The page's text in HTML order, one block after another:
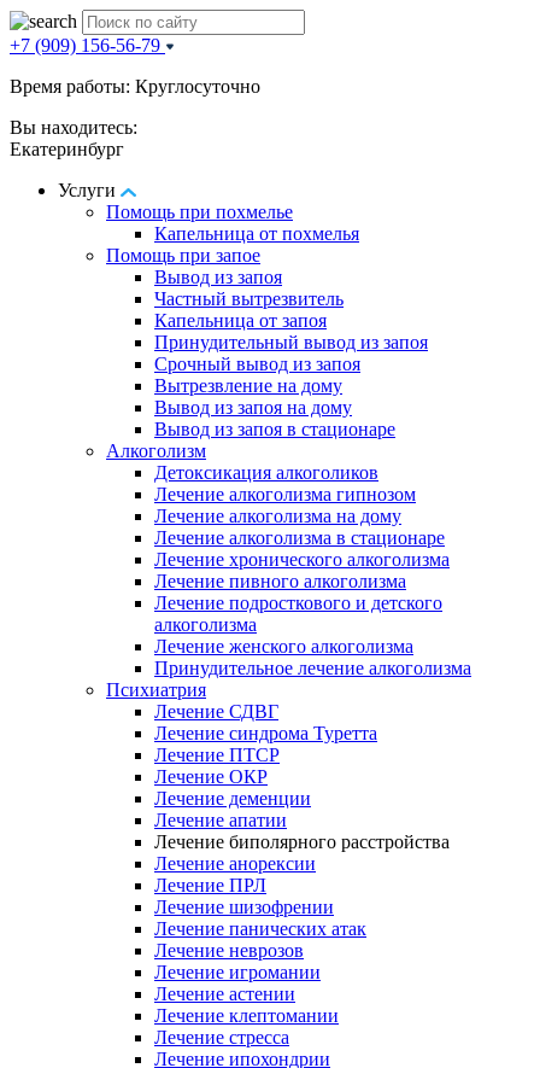
+7 (909) 156-56-79
Время работы: Круглосуточно
Вы находитесь:
Екатеринбург
Услуги
Помощь при похмелье
Капельница от похмелья
Помощь при запое
Вывод из запоя
Частный вытрезвитель
Капельница от запоя
Принудительный вывод из запоя
Срочный вывод из запоя
Вытрезвление на дому
Вывод из запоя на дому
Вывод из запоя в стационаре
Алкоголизм
Детоксикация алкоголиков
Лечение алкоголизма гипнозом
Лечение алкоголизма на дому
Лечение алкоголизма в стационаре
Лечение хронического алкоголизма
Лечение пивного алкоголизма
Лечение подросткового и детского
алкоголизма
Лечение женского алкоголизма
Принудительное лечение алкоголизма
Психиатрия
Лечение СДВГ
Лечение синдрома Туретта
Лечение ПТСР
Лечение ОКР
Лечение деменции
Лечение апатии
Лечение биполярного расстройства
Лечение анорексии
Лечение ПРЛ
Лечение шизофрении
Лечение панических атак
Лечение неврозов
Лечение игромании
Лечение астении
Лечение клептомании
Лечение стресса
Лечение ипохондрии